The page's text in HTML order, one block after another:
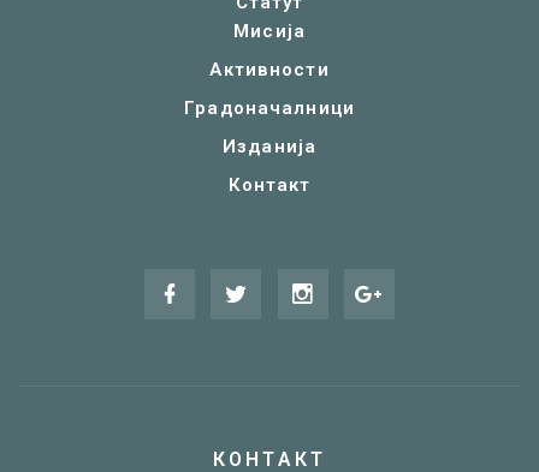
Мисија
Активности
Градоначалници
Изданија
Контакт
КОНТАКТ